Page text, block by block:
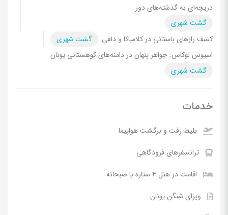
دریچه‌ای به گذشته‌های دور
گشت شهری
کشف رازهای باستانی در کلامباکا و دلفی
گشت شهری
اسیوس لوکاس: جواهر پنهان در دامنه‌های کوهستانی یونان
گشت شهری
خدمات
بلیط رفت و برگشت هواپیما
ترانسفرهای فرودگاهی
اقامت در هتل ۴ ستاره با صبحانه
ویزای شنگن یونان